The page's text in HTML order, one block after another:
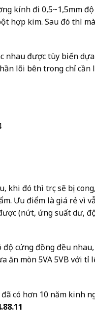
kính đi 0,5~1,5mm độ
hợp kim. Sau đó thì
nhau được tùy biến
lõi bên trong chỉ cần
khi đó thì trục sẽ bị
Ưu điểm là giá rẻ vì
(nứt, ứng suất dư, độ
độ cứng đồng đều
ăn mòn 5VA 5VB với tỉ
có hơn 10 năm kinh